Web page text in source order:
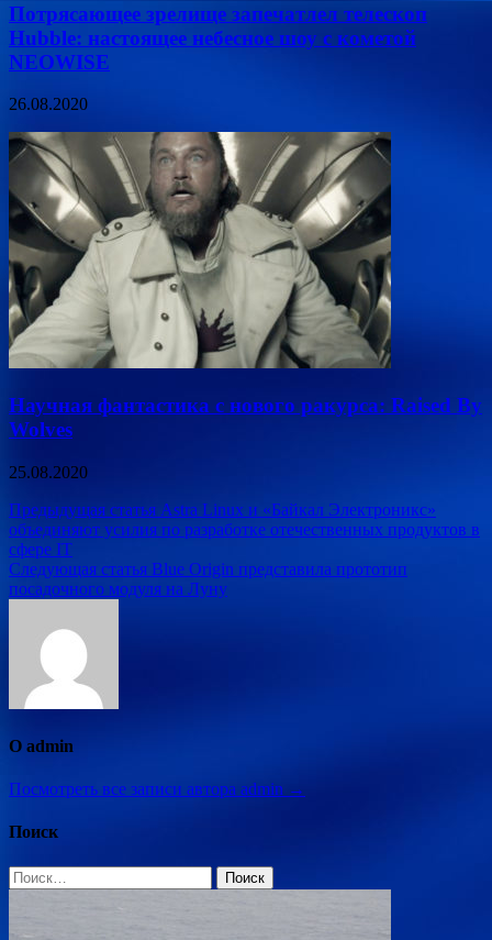
Потрясающее зрелище запечатлел телескоп
Hubble: настоящее небесное шоу с кометой
NEOWISE
26.08.2020
Научная фантастика с нового ракурса: Raised By
Wolves
25.08.2020
Навигация
по
записям
Предыдущая статья Astra Linux и «Байкал Электроникс»
объединяют усилия по разработке отечественных продуктов в
сфере IT
Следующая статья Blue Origin представила прототип
посадочного модуля на Луну
О admin
Посмотреть все записи автора admin →
Поиск
Найти: